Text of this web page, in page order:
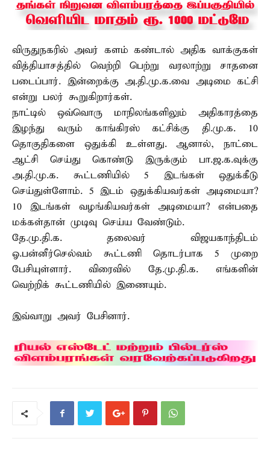
விருதுநகரில் அவர் களம் கண்டால் அதிக வாக்குகள்
வித்தியாசத்தில் வெற்றி பெற்று வரலாற்று சாதனை
படைப்பார். இன்றைக்கு அ.தி.மு.க.வை அடிமை கட்சி
என்று பலர் கூறுகிறார்கள்.
நாட்டில் ஒவ்வொரு மாநிலங்களிலும் அதிகாரத்தை
இழந்து வரும் காங்கிரஸ் கட்சிக்கு தி.மு.க. 10
தொகுதிகளை ஒதுக்கி உள்ளது. ஆனால், நாட்டை
ஆட்சி செய்து கொண்டு இருக்கும் பா.ஜ.க.வுக்கு
அ.தி.மு.க. கூட்டணியில் 5 இடங்கள் ஒதுக்கீடு
செய்துள்ளோம். 5 இடம் ஒதுக்கியவர்கள் அடிமையா?
10 இடங்கள் வழங்கியவர்கள் அடிமையா? என்பதை
மக்கள்தான் முடிவு செய்ய வேண்டும்.
தே.மு.தி.க. தலைவர் விஜயகாந்திடம்
ஓ.பன்னீர்செல்வம் கூட்டணி தொடர்பாக 5 முறை
பேசியுள்ளார். விரைவில் தே.மு.தி.க. எங்களின்
வெற்றிக் கூட்டணியில் இணையும்.
இவ்வாறு அவர் பேசினார்.